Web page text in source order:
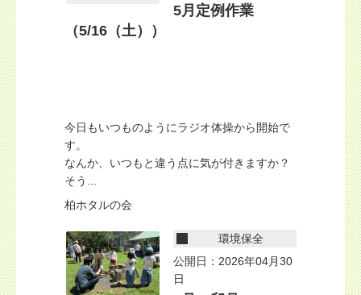
5月定例作業
（5/16（土））
今日もいつものようにラジオ体操から開始で
す。
なんか、いつもと違う点に気が付きますか？
そう...
柏ホタルの会
環境保全
公開日：2026年04月30
日